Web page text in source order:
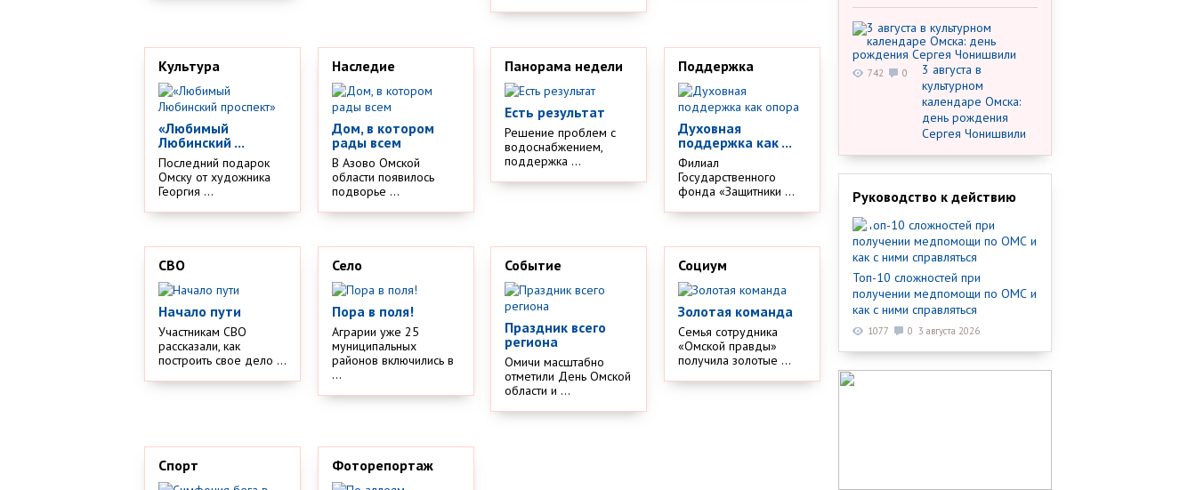
Культура
«Любимый
Любинский ...
Последний подарок
Омску от художника
Георгия ...
Наследие
Дом, в котором
рады всем
В Азово Омской
области появилось
подворье ...
Панорама недели
Есть результат
Решение проблем с
водоснабжением,
поддержка ...
Поддержка
Духовная
поддержка как ...
Филиал
Государственного
фонда «Защитники ...
СВО
Начало пути
Участникам СВО
рассказали, как
построить свое дело ...
Село
Пора в поля!
Аграрии уже 25
муниципальных
районов включились в
...
Событие
Праздник всего
региона
Омичи масштабно
отметили День Омской
области и ...
Социум
Золотая команда
Семья сотрудника
«Омской правды»
получила золотые ...
Спорт Фоторепортаж
3 августа в
культурном
календаре Омска:
день рождения
Сергея Чонишвили
742 0
Руководство к действию
Топ-10 сложностей при
получении медпомощи по ОМС и
как с ними справляться
1077 0 3 августа 2026